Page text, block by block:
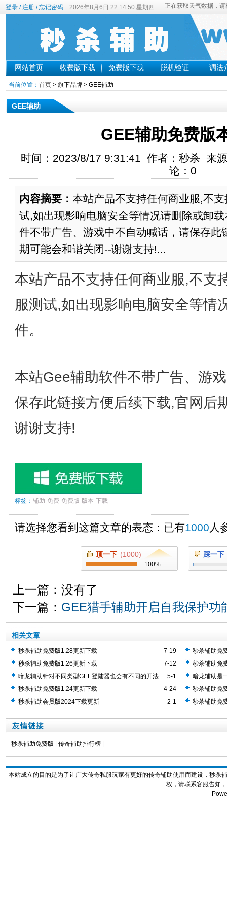
登录/注册/忘记密码 2026年8月6日 22:14:50 星期四
网站首页 收费版下载 免费版下载 脱机验证 调法
当前位置： 首页> 旗下品牌> GEE辅助
GEE辅助
GEE辅助免费版
时间：2023/8/17 9:31:41 作者：秒杀 来
论：0
内容摘要： 本站产品不支持任何商业服,不
试,如出现影响电脑安全等情况请删除或卸
件不带广告、游戏中不自动喊话，请保存此
期可能会和谐关闭--谢谢支持!...
本站产品不支持任何商业服,不支
服测试,如出现影响电脑安全等情
件。
本站Gee辅助软件不带广告、游
保存此链接方便后续下载,官网后
谢谢支持!
标签： 辅助 免费 免费版 版本 下载
请选择您看到这篇文章的表态：已有1000 人
顶一下 (1000)
100%
踩一下
上一篇：没有了
下一篇： GEE猎手辅助开启自我保护功
相关文章
7-19
秒杀辅助免费版1.28更新下载
秒杀辅助免
7-12
秒杀辅助免费版1.26更新下载
秒杀辅助免
5-1
暗龙辅助针对不同类型GEE登陆器也会有不同的开法
暗龙辅助是
助工具
4-24
秒杀辅助免费版1.24更新下载
秒杀辅助免
2-1
秒杀辅助会员版2024下载更新 秒杀辅助免
秒杀辅助免费版 传奇辅助排行榜
本站成立的目的是为了让广大传奇私服玩家有更好的传奇辅助使用而建设，秒
权，请联系客服告知